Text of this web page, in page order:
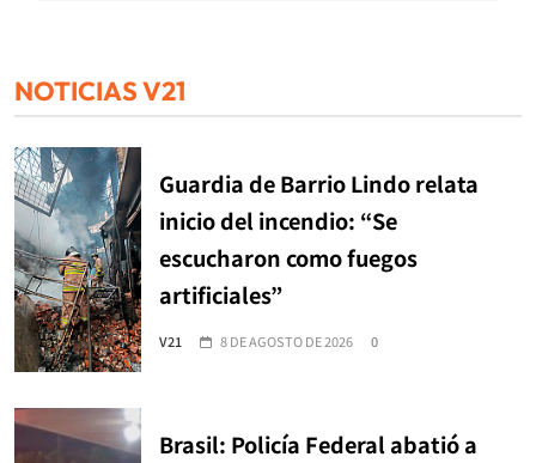
NOTICIAS V21
Guardia de Barrio Lindo relata
inicio del incendio: “Se
escucharon como fuegos
artificiales”
V21 8 DE AGOSTO DE 2026 0
Brasil: Policía Federal abatió a